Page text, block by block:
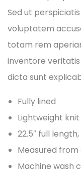
Sed ut
voluptatem
totam rem
inventore
dicta sunt
Fully lined
Lightweight
22.5″ full
Measured from
Machine wash